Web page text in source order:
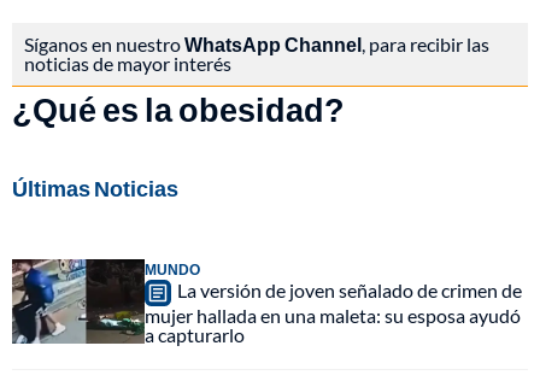
Síganos en nuestroWhatsApp Channel, para recibir las
noticias de mayor interés
¿Qué es la obesidad?
Últimas Noticias
MUNDO
La versión de joven señalado de crimen de
mujer hallada en una maleta: su esposa ayudó
a capturarlo